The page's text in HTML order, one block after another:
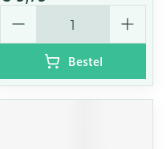
Aantal
Bestel